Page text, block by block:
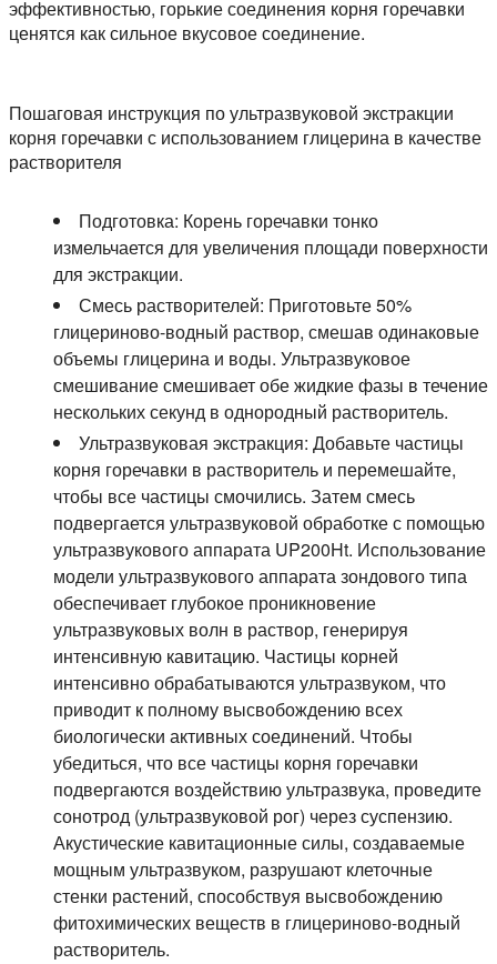
эффективностью, горькие соединения корня горечавки
ценятся как сильное вкусовое соединение.
Пошаговая инструкция по ультразвуковой экстракции
корня горечавки с использованием глицерина в качестве
растворителя
Подготовка: Корень горечавки тонко
измельчается для увеличения площади поверхности
для экстракции.
Смесь растворителей: Приготовьте 50%
глицериново-водный раствор, смешав одинаковые
объемы глицерина и воды. Ультразвуковое
смешивание смешивает обе жидкие фазы в течение
нескольких секунд в однородный растворитель.
Ультразвуковая экстракция: Добавьте частицы
корня горечавки в растворитель и перемешайте,
чтобы все частицы смочились. Затем смесь
подвергается ультразвуковой обработке с помощью
ультразвукового аппарата UP200Ht. Использование
модели ультразвукового аппарата зондового типа
обеспечивает глубокое проникновение
ультразвуковых волн в раствор, генерируя
интенсивную кавитацию. Частицы корней
интенсивно обрабатываются ультразвуком, что
приводит к полному высвобождению всех
биологически активных соединений. Чтобы
убедиться, что все частицы корня горечавки
подвергаются воздействию ультразвука, проведите
сонотрод (ультразвуковой рог) через суспензию.
Акустические кавитационные силы, создаваемые
мощным ультразвуком, разрушают клеточные
стенки растений, способствуя высвобождению
фитохимических веществ в глицериново-водный
растворитель.